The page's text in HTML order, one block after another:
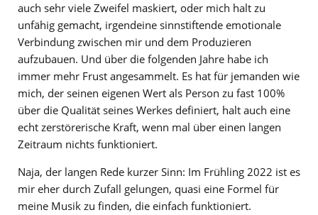
auch sehr viele Zweifel maskiert, oder mich halt zu
unfähig gemacht, irgendeine sinnstiftende emotionale
Verbindung zwischen mir und dem Produzieren
aufzubauen. Und über die folgenden Jahre habe ich
immer mehr Frust angesammelt. Es hat für jemanden wie
mich, der seinen eigenen Wert als Person zu fast 100%
über die Qualität seines Werkes definiert, halt auch eine
echt zerstörerische Kraft, wenn mal über einen langen
Zeitraum nichts funktioniert.
Naja, der langen Rede kurzer Sinn: Im Frühling 2022 ist es
mir eher durch Zufall gelungen, quasi eine Formel für
meine Musik zu finden, die einfach funktioniert.